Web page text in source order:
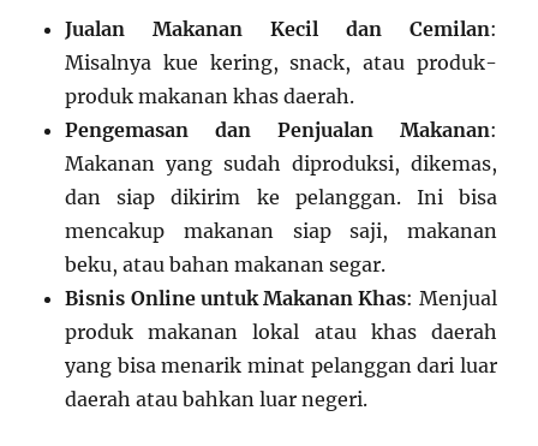
Jualan Makanan Kecil dan Cemilan:
Misalnya kue kering, snack, atau produk-
produk makanan khas daerah.
Pengemasan dan Penjualan Makanan:
Makanan yang sudah diproduksi, dikemas,
dan siap dikirim ke pelanggan. Ini bisa
mencakup makanan siap saji, makanan
beku, atau bahan makanan segar.
Bisnis Online untuk Makanan Khas: Menjual
produk makanan lokal atau khas daerah
yang bisa menarik minat pelanggan dari luar
daerah atau bahkan luar negeri.